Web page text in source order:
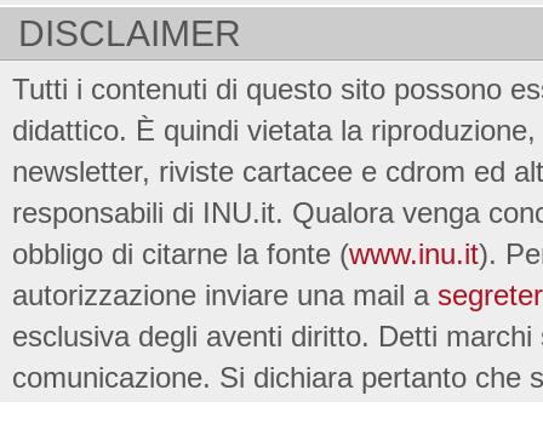
DISCLAIMER
Tutti i contenuti di questo sito possono
didattico. È quindi vietata la
newsletter, riviste cartacee e cdrom ed
responsabili di INU.it. Qualora venga
obbligo di citarne la fonte (www.inu.it).
autorizzazione inviare una mail a
esclusiva degli aventi diritto. Detti
comunicazione. Si dichiara pertanto che